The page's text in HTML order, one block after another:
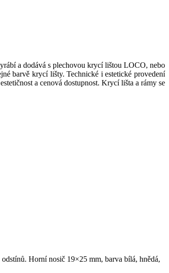
a dodává s plechovou krycí lištou LOCO, nebo
barvě krycí lišty. Technické i estetické provedení
a cenová dostupnost. Krycí lišta a rámy se
Horní nosič 19×25 mm, barva bílá, hnědá,